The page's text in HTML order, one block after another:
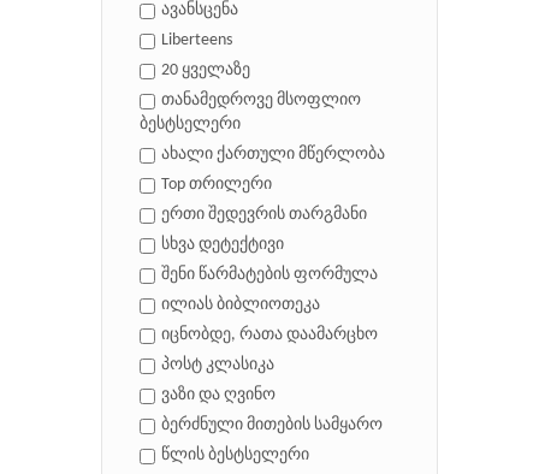
ავანსცენა
Liberteens
20 ყველაზე
თანამედროვე მსოფლიო
ბესტსელერი
ახალი ქართული მწერლობა
Top თრილერი
ერთი შედევრის თარგმანი
სხვა დეტექტივი
შენი წარმატების ფორმულა
ილიას ბიბლიოთეკა
იცნობდე, რათა დაამარცხო
პოსტ კლასიკა
ვაზი და ღვინო
ბერძნული მითების სამყარო
წლის ბესტსელერი